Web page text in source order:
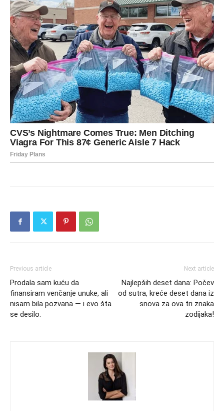
Previous article
Prodala sam kuću da
finansiram venčanje unuke, ali
nisam bila pozvana — i evo šta
se desilo.
Next article
Najlepših deset dana: Počev
od sutra, kreće deset dana iz
snova za ova tri znaka
zodijaka!